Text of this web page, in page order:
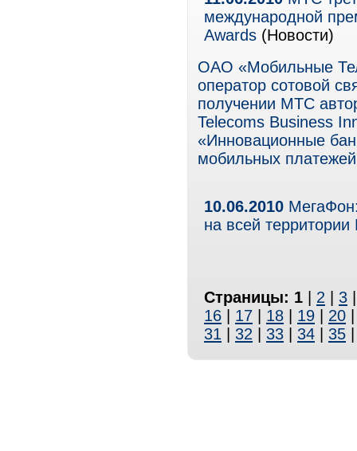
международной
Awards (Новости)
ОАО «Мобильные
оператор сотовой
получении МТС
Telecoms Business
«Инновационные
мобильных
10.06.2010
на всей территории
Страницы: 1 2 3
16
17 18 19 20
31
32 33 34 35